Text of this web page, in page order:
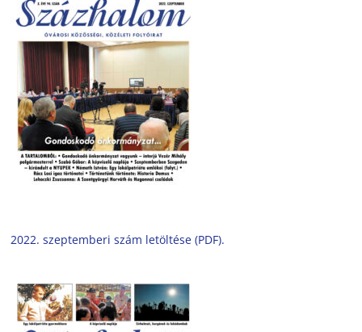
2022. szeptemberi szám letöltése (PDF).